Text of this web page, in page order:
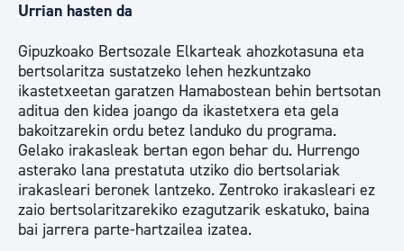
Urrian hasten da
Gipuzkoako Bertsozale Elkarteak ahozkotasuna eta
bertsolaritza sustatzeko lehen hezkuntzako
ikastetxeetan garatzen Hamabostean behin bertsotan
aditua den kidea joango da ikastetxera eta gela
bakoitzarekin ordu betez landuko du programa.
Gelako irakasleak bertan egon behar du. Hurrengo
asterako lana prestatuta utziko dio bertsolariak
irakasleari beronek lantzeko. Zentroko irakasleari ez
zaio bertsolaritzarekiko ezagutzarik eskatuko, baina
bai jarrera parte-hartzailea izatea.